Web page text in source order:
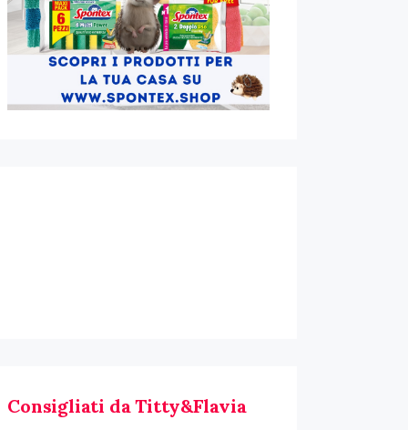
Consigliati da Titty&Flavia